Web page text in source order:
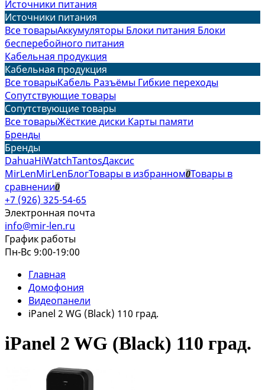
Источники питания
Источники питания
Все товарыАккумуляторы Блоки питания Блоки
бесперебойного питания
Кабельная продукция
Кабельная продукция
Все товарыКабель Разъёмы Гибкие переходы
Сопутствующие товары
Сопутствующие товары
Все товарыЖёсткие диски Карты памяти
Бренды
Бренды
DahuaHiWatchTantosДаксис
MirLenMirLenБлогТовары в избранном0Товары в
сравнении0
+7 (926) 325-54-65
Электронная почта
info@mir-len.ru
График работы
Пн-Вс 9:00-19:00
Главная
Домофония
Видеопанели
iPanel 2 WG (Black) 110 град.
iPanel 2 WG (Black) 110 град.